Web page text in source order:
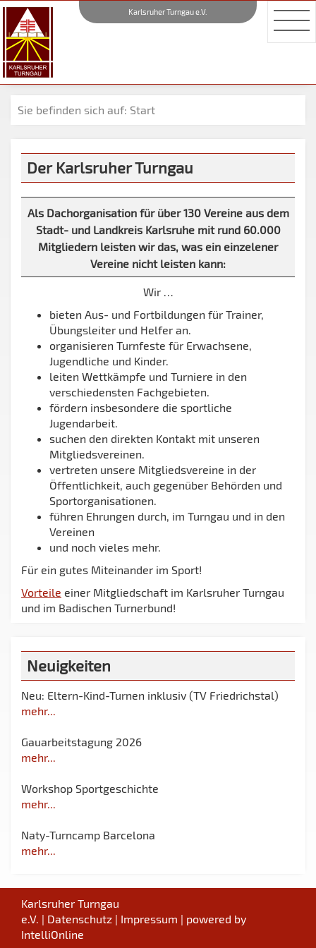
Karlsruher Turngau e.V.
Sie befinden sich auf: Start
Der Karlsruher Turngau
Als Dachorganisation für über 130 Vereine aus dem
Stadt- und Landkreis Karlsruhe mit rund 60.000
Mitgliedern leisten wir das, was ein einzelener
Vereine nicht leisten kann:
Wir …
bieten Aus- und Fortbildungen für Trainer,
Übungsleiter und Helfer an.
organisieren Turnfeste für Erwachsene,
Jugendliche und Kinder.
leiten Wettkämpfe und Turniere in den
verschiedensten Fachgebieten.
fördern insbesondere die sportliche
Jugendarbeit.
suchen den direkten Kontakt mit unseren
Mitgliedsvereinen.
vertreten unsere Mitgliedsvereine in der
Öffentlichkeit, auch gegenüber Behörden und
Sportorganisationen.
führen Ehrungen durch, im Turngau und in den
Vereinen
und noch vieles mehr.
Für ein gutes Miteinander im Sport!
Vorteile einer Mitgliedschaft im Karlsruher Turngau
und im Badischen Turnerbund!
Neuigkeiten
Neu: Eltern-Kind-Turnen inklusiv (TV Friedrichstal)
mehr...
Gauarbeitstagung 2026
mehr...
Workshop Sportgeschichte
mehr...
Naty-Turncamp Barcelona
mehr...
Karlsruher Turngau
e.V. | Datenschutz | Impressum | powered by
IntelliOnline